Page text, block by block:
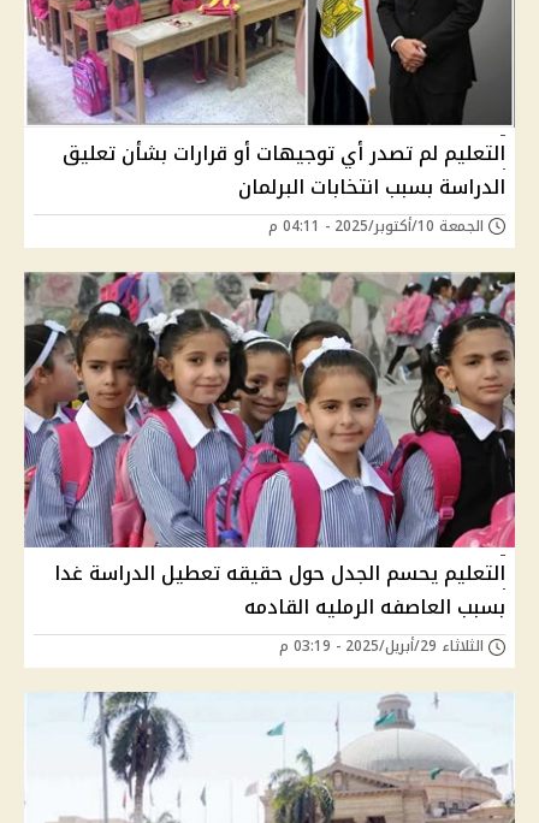
التعليم لم تصدر أي توجيهات أو قرارات بشأن تعليق
الدراسة بسبب انتخابات البرلمان
الجمعة 10/أكتوبر/2025 - 04:11 م
التعليم يحسم الجدل حول حقيقه تعطيل الدراسة غدا
بسبب العاصفه الرمليه القادمه
الثلاثاء 29/أبريل/2025 - 03:19 م